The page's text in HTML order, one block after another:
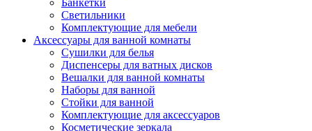
Банкетки
Светильники
Комплектующие для мебели
Аксессуары для ванной комнаты
Сушилки для белья
Диспенсеры для ватных дисков
Вешалки для ванной комнаты
Наборы для ванной
Стойки для ванной
Комплектующие для аксессуаров
Косметические зеркала